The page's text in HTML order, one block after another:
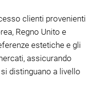
clienti provenienti
Regno Unito e
estetiche e gli
assicurando
distinguano a livello